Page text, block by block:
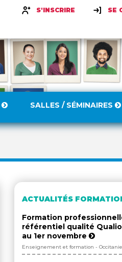
S'INSCRIRE SE
SALLES / SÉMINAIRES
ACTUALITÉS
Formation
référentiel qualité
au 1er novembre
Enseignement et formation - Occitanie